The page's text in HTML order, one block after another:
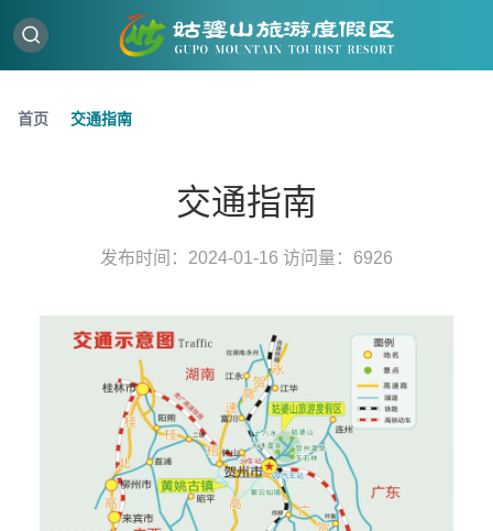
首页 交通指南
交通指南
发布时间：2024-01-16 访问量：6926